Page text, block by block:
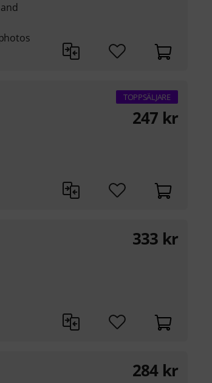
TOPPSÄLJARE
247 kr
333 kr
284 kr